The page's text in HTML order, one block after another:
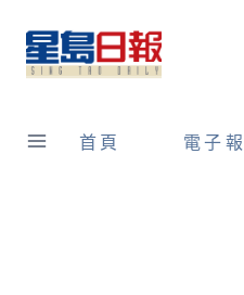
content
首頁 電子報